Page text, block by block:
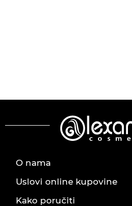
O nama
Uslovi online kupovine
Kako poručiti